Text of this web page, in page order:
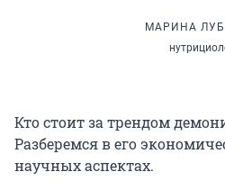
МАРИНА
Кто стоит за трендом
Разберемся в его
научных аспектах.